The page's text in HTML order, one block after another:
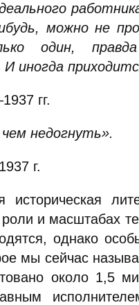
можно не
один,
иногда
гг.
недогнуть».
г.
историческая
и масштабах
однако
мы сейчас
около 1,5